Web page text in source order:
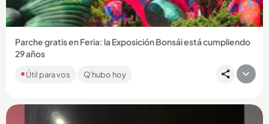
Parche gratis en Feria: la Exposición Bonsái está cumpliendo
29 años
Sandiego tendrá actividades gratuitas en agosto con motivo
Útil para vos Q'hubo hoy